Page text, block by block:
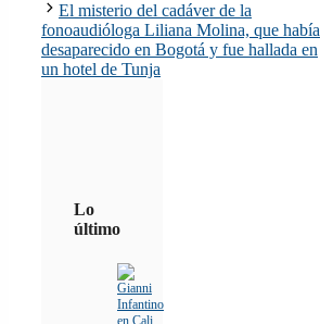
El misterio del cadáver de la
fonoaudióloga Liliana Molina, que había
desaparecido en Bogotá y fue hallada en
un hotel de Tunja
Lo
último